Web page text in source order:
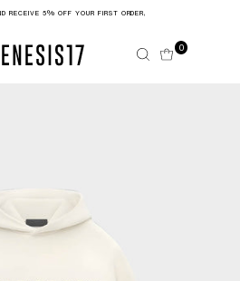
RECEIVE 5% OFF YOUR FIRST ORDER,
0